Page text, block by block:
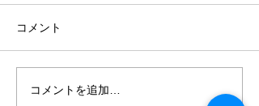
年に一度の大決算セール.
コメント
コメントを追加…